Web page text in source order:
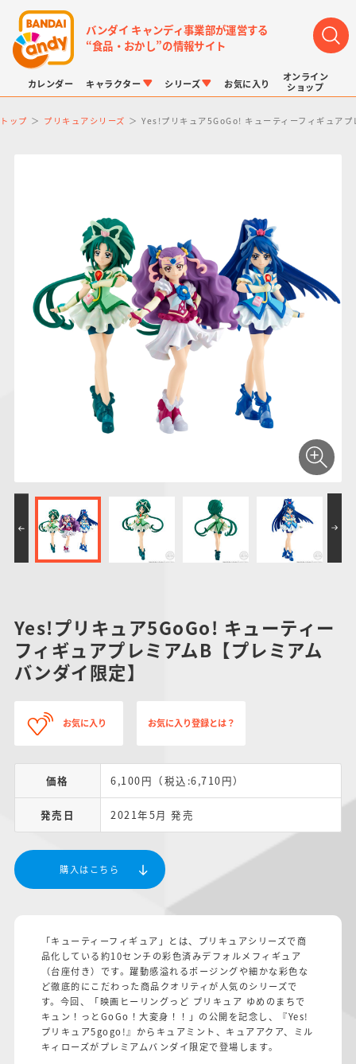
バンダイ キャンディ事業部が運営する
“食品・おかし”の情報サイト
カレンダー キャラクター
LINK TRAVELERS
仮面ライダーシリー
PROJECT R.E.D.・
スーパー戦隊シリー
ズ
ガンダムシリーズ
ポケットモンスター
ドラゴンボール
アンパンマン
サンリオキャラクタ
ーズ
シリーズ
チョコボックス
キャラパキ
つりグミ
にふぉるめーしょん
＆スクエアシール
SMPシリーズ
ポケモンキッズ
ポケモンスケールワ
ールド
キャラデコ
お気に入り
オンライン
ショップ
トップ プリキュアシリーズ Yes!プリキュア5GoGo! キューティーフィギュア
Yes!プリキュア5GoGo! キューティー
フィギュアプレミアムB【プレミアム
バンダイ限定】
お気に入り お気に入り登録とは？
価格 6,100円（税込:6,710円）
発売日 2021年5月 発売
購入はこちら
「キューティーフィギュア」とは、プリキュアシリーズで商
品化している約10センチの彩色済みデフォルメフィギュア
（台座付き）です。躍動感溢れるポージングや細かな彩色な
ど徹底的にこだわった商品クオリティが人気のシリーズで
す。今回、「映画ヒーリングっど プリキュア ゆめのまちで
キュン！っとGoGo！大変身！！」の公開を記念し、『Yes!
プリキュア5gogo!』からキュアミント、キュアアクア、ミル
キィローズがプレミアムバンダイ限定で登場します｡